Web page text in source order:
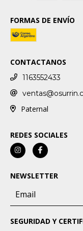
FORMAS DE ENVÍO
CONTACTANOS
1163552433
Paternal
REDES SOCIALES
NEWSLETTER
SEGURIDAD Y